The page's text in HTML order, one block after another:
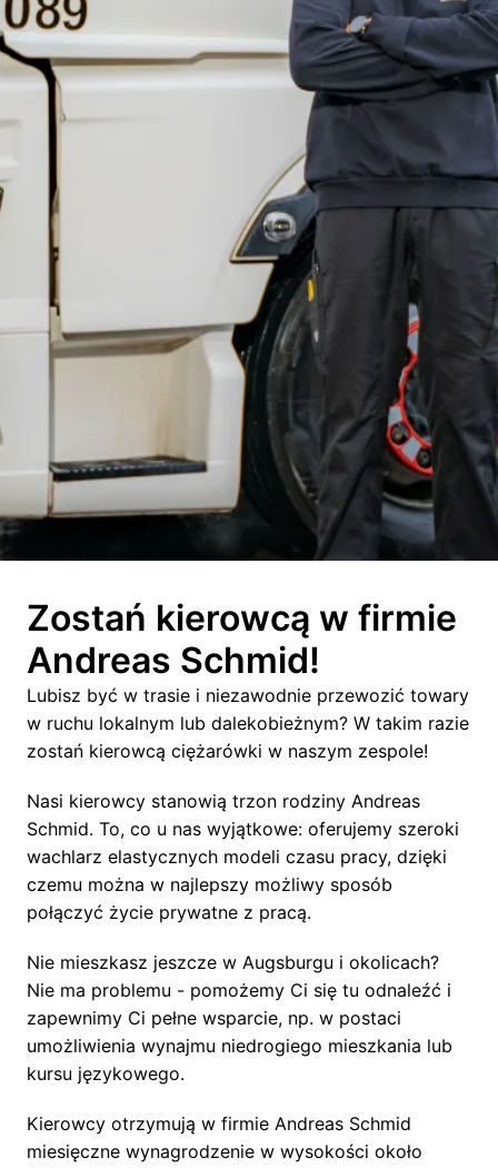
Zostań kierowcą w firmie
Andreas Schmid!
Lubisz być w trasie i niezawodnie przewozić towary
w ruchu lokalnym lub dalekobieżnym? W takim razie
zostań kierowcą ciężarówki w naszym zespole!
Nasi kierowcy stanowią trzon rodziny Andreas
Schmid. To, co u nas wyjątkowe: oferujemy szeroki
wachlarz elastycznych modeli czasu pracy, dzięki
czemu można w najlepszy możliwy sposób
połączyć życie prywatne z pracą.
Nie mieszkasz jeszcze w Augsburgu i okolicach?
Nie ma problemu - pomożemy Ci się tu odnaleźć i
zapewnimy Ci pełne wsparcie, np. w postaci
umożliwienia wynajmu niedrogiego mieszkania lub
kursu językowego.
Kierowcy otrzymują w firmie Andreas Schmid
miesięczne wynagrodzenie w wysokości około